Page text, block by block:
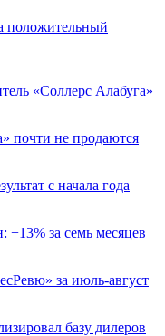
положительный
«Соллерс Алабуга»
почти не продаются
с начала года
за семь месяцев
за июль-август
базу дилеров